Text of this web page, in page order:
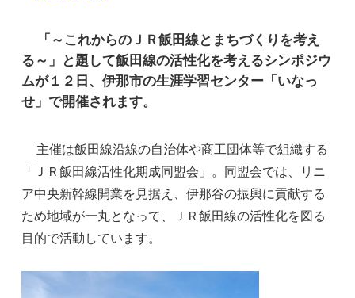
「～これからのＪＲ飯田線とまちづくりを考え
る～」と題して飯田線の活性化を考えるシンポジウ
ムが１２日、伊那市の生涯学習センター「いなっ
せ」で開催されます。
主催は飯田線沿線の自治体や商工団体等で組織する
「ＪＲ飯田線活性化期成同盟会」。同盟会では、リニ
ア中央新幹線開業を見据え、伊那谷の振興に貢献する
ため地域が一丸となって、ＪＲ飯田線の活性化を図る
目的で活動しています。